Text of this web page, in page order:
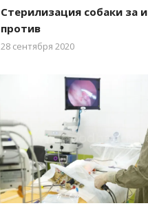
Стерилизация собаки за и
против
28 сентября 2020